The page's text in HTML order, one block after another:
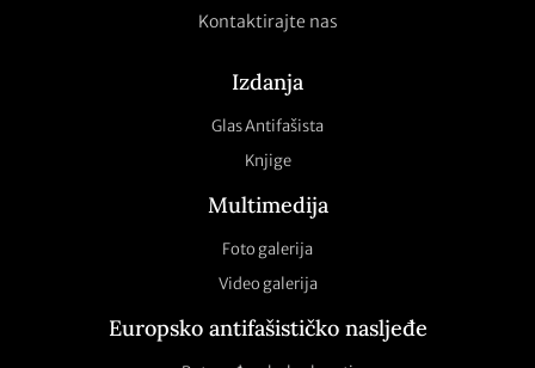
Kontaktirajte nas
Izdanja
Glas Antifašista
Knjige
Multimedija
Foto galerija
Video galerija
Europsko antifašističko nasljeđe